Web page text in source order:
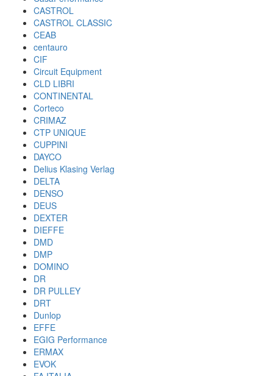
CASTROL
CASTROL CLASSIC
CEAB
centauro
CIF
Circuit Equipment
CLD LIBRI
CONTINENTAL
Corteco
CRIMAZ
CTP UNIQUE
CUPPINI
DAYCO
Delius Klasing Verlag
DELTA
DENSO
DEUS
DEXTER
DIEFFE
DMD
DMP
DOMINO
DR
DR PULLEY
DRT
Dunlop
EFFE
EGIG Performance
ERMAX
EVOK